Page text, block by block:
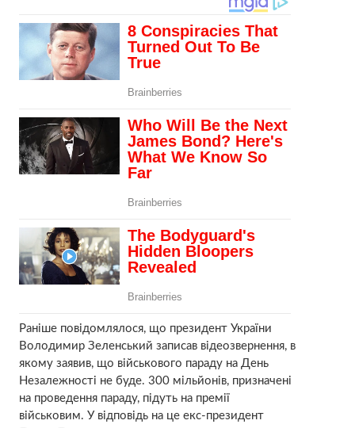
Раніше повідомлялося, що президент України
Володимир Зеленський записав відеозвернення, в
якому заявив, що військового параду на День
Незалежності не буде. 300 мільйонів, призначені
на проведення параду, підуть на премії
військовим. У відповідь на це екс-президент